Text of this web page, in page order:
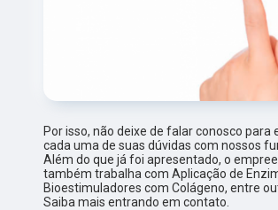
Por isso, não deixe de falar conosco para
cada uma de suas dúvidas com nossos
Além do que já foi apresentado, o
também trabalha com Aplicação de
Bioestimuladores com Colágeno, entre
Saiba mais entrando em contato.